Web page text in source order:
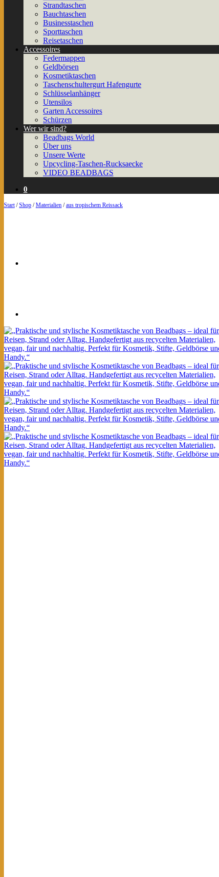
Strandtaschen
Bauchtaschen
Businesstaschen
Sporttaschen
Reisetaschen
Accessoires
Federmappen
Geldbörsen
Kosmetiktaschen
Taschenschultergurt Hafengurte
Schlüsselanhänger
Utensilos
Garten Accessoires
Schürzen
Wer wir sind?
Beadbags World
Über uns
Unsere Werte
Upcycling-Taschen-Rucksaecke
VIDEO BEADBAGS
0
Start / Shop / Materialien / aus tropischem Reissack